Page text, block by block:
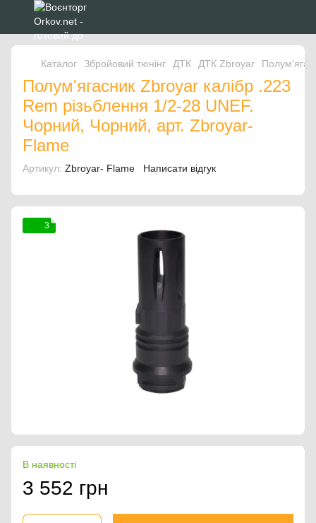
Каталог Збройовий тюнінг ДТК ДТК Zbroyar
Полум'ягасник Zbroyar калібр .223
Rem різьблення 1/2-28 UNEF.
Чорний, Чорний, арт. Zbroyar-
Flame
Артикул: Zbroyar- Flame Написати відгук
3
В наявності
3 552 грн